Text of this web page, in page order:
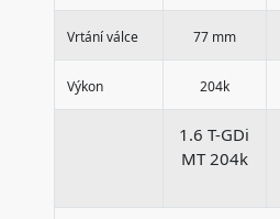
Vrtání válce 77 mm
Výkon 204k
1.6 T-GDi
MT 204k